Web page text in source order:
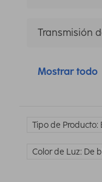
Transmisión
Mostrar todo
Tipo de Producto:
Color de Luz: De